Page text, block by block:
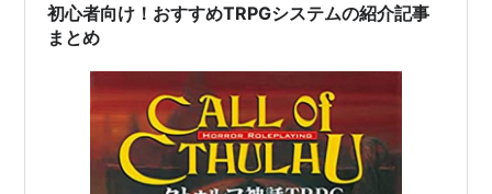
初心者向け！おすすめTRPGシステムの紹介記事
まとめ